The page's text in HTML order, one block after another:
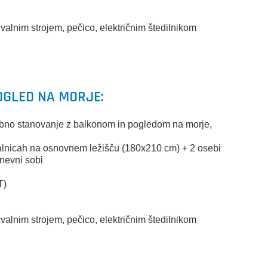
strojem, pečico, električnim štedilnikom
NA MORJE:
stanovanje z balkonom in pogledom na morje,
na osnovnem ležišču (180x210 cm) + 2 osebi
sobi
strojem, pečico, električnim štedilnikom